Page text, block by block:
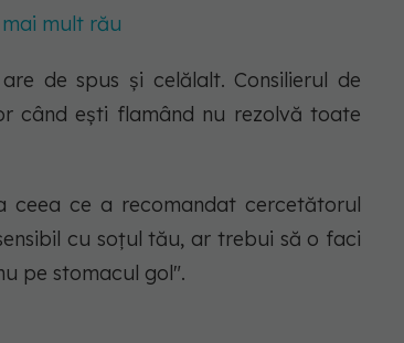
mult rău
de spus și celălalt. Consilierul de
când ești flamând nu rezolvă toate
ceea ce a recomandat cercetătorul
cu soțul tău, ar trebui să o faci
pe stomacul gol".